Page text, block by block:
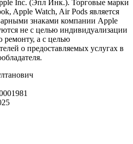
Inc. (Эпл Инк.). Торговые марки
Apple Watch, Air Pods является
знаками компании Apple
не с целью индивидуализации
ремонту, а с целью
о предоставляемых услугах в